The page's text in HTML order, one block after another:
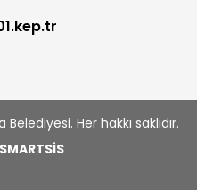
Her hakkı saklıdır.
SMARTSİS